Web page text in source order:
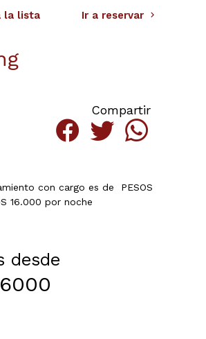
la lista Ir a reservar
Compartir
con cargo es de PESOS
16.000 por noche
desde